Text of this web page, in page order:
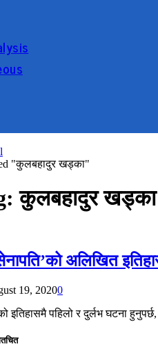
"कुलबहादुर खड्का"
कुलबहादुर खड्का
अलिखित
19, 20200
इतिहासमै पहिलो र दुर्लभ घटना